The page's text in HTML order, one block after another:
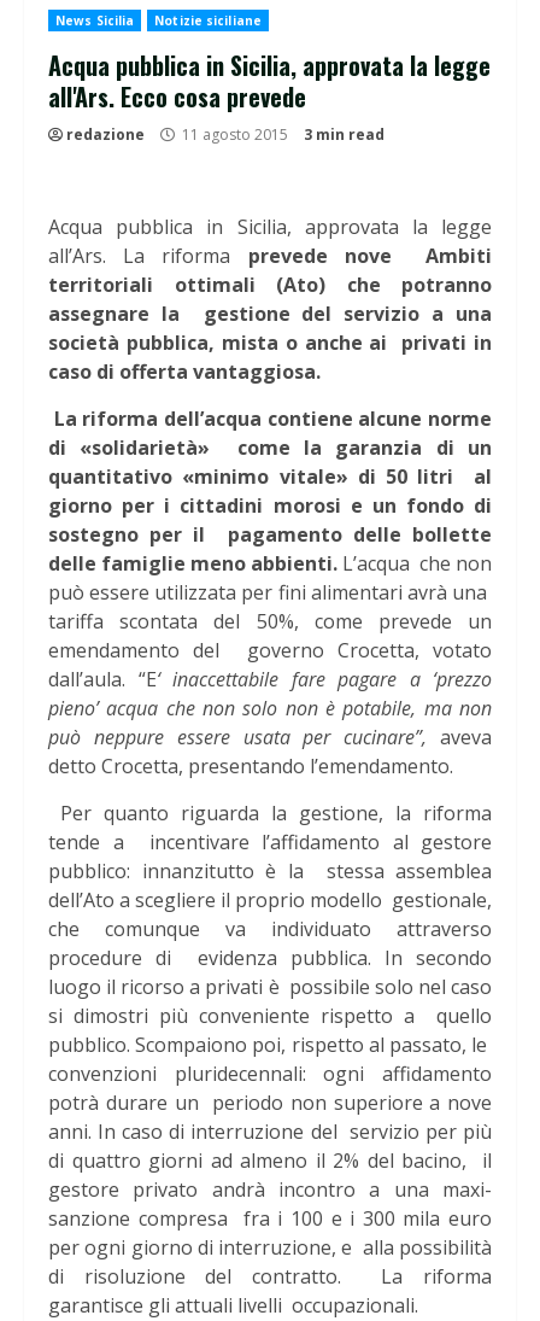
News Sicilia Notizie siciliane
Acqua pubblica in Sicilia, approvata la legge
all'Ars. Ecco cosa prevede
redazione 11 agosto 2015 3 min read
Acqua pubblica in Sicilia, approvata la legge
all’Ars. La riforma prevede nove Ambiti
territoriali ottimali (Ato) che potranno
assegnare la gestione del servizio a una
società pubblica, mista o anche ai privati in
caso di offerta vantaggiosa.
La riforma dell’acqua contiene alcune norme
di «solidarietà» come la garanzia di un
quantitativo «minimo vitale» di 50 litri al
giorno per i cittadini morosi e un fondo di
sostegno per il pagamento delle bollette
delle famiglie meno abbienti. L’acqua che non
può essere utilizzata per fini alimentari avrà una
tariffa scontata del 50%, come prevede un
emendamento del governo Crocetta, votato
dall’aula. “E‘ inaccettabile fare pagare a ‘prezzo
pieno’ acqua che non solo non è potabile, ma non
può neppure essere usata per cucinare”, aveva
detto Crocetta, presentando l’emendamento.
Per quanto riguarda la gestione, la riforma
tende a incentivare l’affidamento al gestore
pubblico: innanzitutto è la stessa assemblea
dell’Ato a scegliere il proprio modello gestionale,
che comunque va individuato attraverso
procedure di evidenza pubblica. In secondo
luogo il ricorso a privati è possibile solo nel caso
si dimostri più conveniente rispetto a quello
pubblico. Scompaiono poi, rispetto al passato, le
convenzioni pluridecennali: ogni affidamento
potrà durare un periodo non superiore a nove
anni. In caso di interruzione del servizio per più
di quattro giorni ad almeno il 2% del bacino, il
gestore privato andrà incontro a una maxi-
sanzione compresa fra i 100 e i 300 mila euro
per ogni giorno di interruzione, e alla possibilità
di risoluzione del contratto. La riforma
garantisce gli attuali livelli occupazionali.